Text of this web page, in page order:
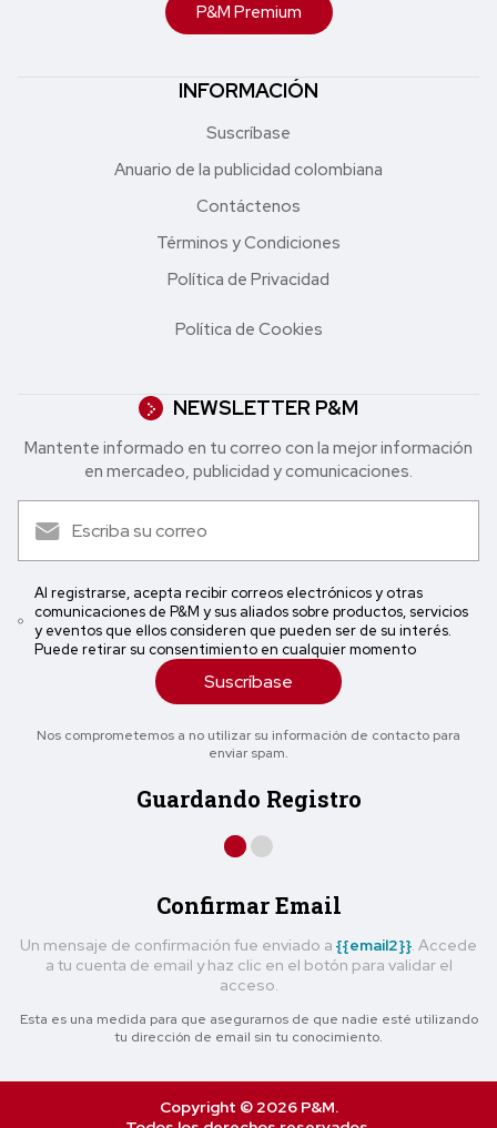
P&M Premium
INFORMACIÓN
Suscríbase
Anuario de la publicidad colombiana
Contáctenos
Términos y Condiciones
Política de Privacidad
Política de Cookies
NEWSLETTER P&M
Mantente informado en tu correo con la mejor in formación
en mercadeo, publicidad y comunicaciones.
Al registrarse, acepta recibir correos electrónicos y otras
comunicaciones de P&M y sus aliados sobre productos, servicios
y eventos que ellos consideren que pueden ser de su interés.
Puede retirar su consentimiento en cualquier momento
Suscríbase
Nos comprometemos a no utilizar su información de contacto para
enviar spam.
Guardando Registro
Confirmar Email
Un mensaje de confirmación fue enviado a {{email2}}. Accede
a tu cuenta de email y haz clic en el botón para validar el
acceso.
Esta es una medida para que asegurarnos de que nadie esté utilizando
tu dirección de email sin tu conocimiento.
Copyright © 2026 P&M.